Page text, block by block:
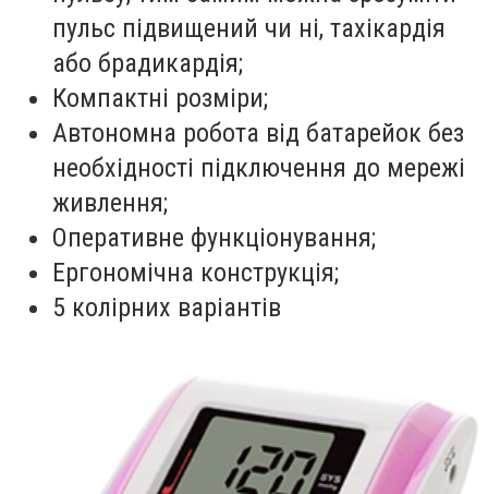
пульс підвищений чи ні, тахікардія
або брадикардія;
Компактні розміри;
Автономна робота від батарейок без
необхідності підключення до мережі
живлення;
Оперативне функціонування;
Ергономічна конструкція;
5 колірних варіантів